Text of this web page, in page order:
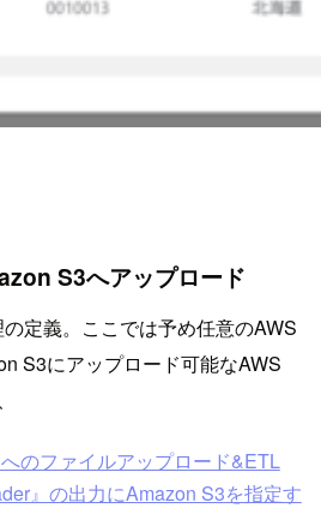
S3へアップロード
定義。ここでは予め任意のAWS
S3にアップロード可能なAWS
のファイルアップロード&ETL
』の出力にAmazon S3を指定す